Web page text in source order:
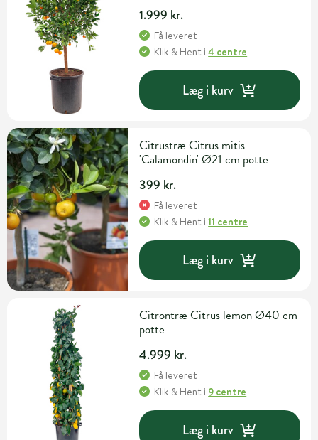
1.999 kr.
Få leveret
Klik & Hent i4 centre
Læg i kurv
Citrustræ Citrus mitis
'Calamondin' Ø21 cm potte
399 kr.
Få leveret
Klik & Hent i11 centre
Læg i kurv
Citrontræ Citrus lemon Ø40 cm
potte
4.999 kr.
Få leveret
Klik & Hent i 9 centre
Læg i kurv